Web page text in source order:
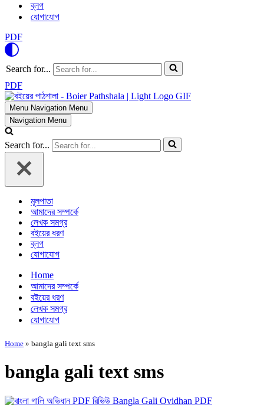
ব্লগ
যোগাযোগ
PDF
Search for...
PDF
Menu Navigation Menu
Navigation Menu
Search for...
মূলপাতা
আমাদের সম্পর্কে
লেখক সমগ্র
বইয়ের ধরণ
ব্লগ
যোগাযোগ
Home
আমাদের সম্পর্কে
বইয়ের ধরণ
লেখক সমগ্র
যোগাযোগ
Home » bangla gali text sms
bangla gali text sms